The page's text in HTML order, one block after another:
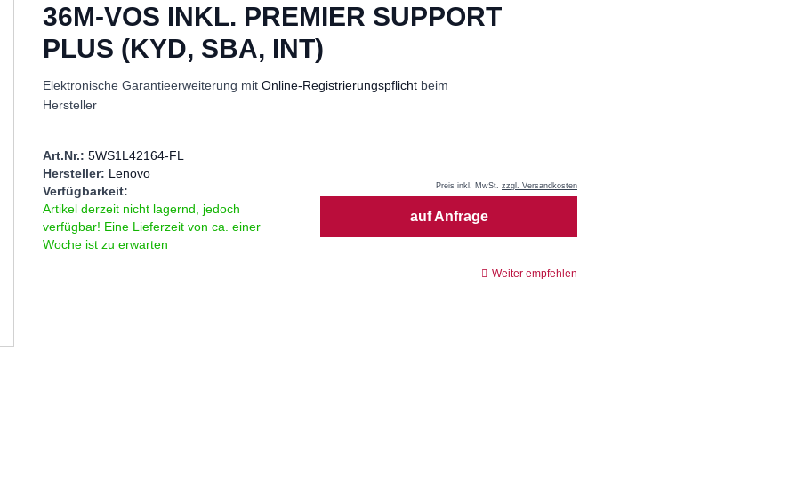
36M-VOS INKL. PREMIER SUPPORT
PLUS (KYD, SBA, INT)
Elektronische Garantieerweiterung mit Online-Registrierungspflichtbeim
Hersteller
Art.Nr.: 5WS1L42164-FL
Hersteller: Lenovo
Verfügbarkeit:
Artikel derzeit nicht lagernd, jedoch
verfügbar! Eine Lieferzeit von ca. einer
Woche ist zu erwarten
Preis inkl. MwSt. zzgl. Versandkosten
auf Anfrage
Weiter empfehlen